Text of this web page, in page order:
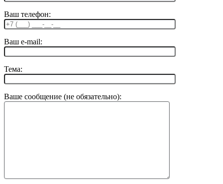
Ваш телефон:
Ваш e-mail:
Тема:
Ваше сообщение (не обязательно):